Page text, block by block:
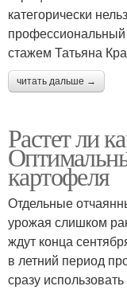
категорически
стажем Татьяна
читать дальше →
Растет ли
картофеля
Отдельные
урожая слишком
ждут конца
в летний период
сразу